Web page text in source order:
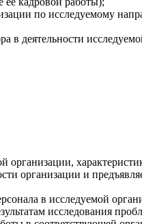
по исследуемому
в деятельности
организации и
в исследуемой
исследования